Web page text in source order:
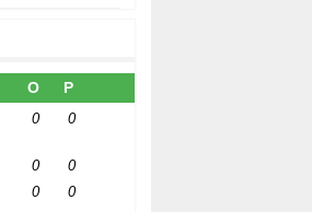
O P
0 0
0
0
0 0